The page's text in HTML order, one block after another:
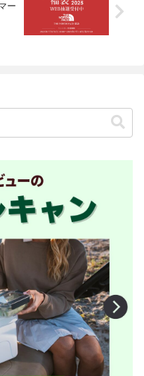
ー